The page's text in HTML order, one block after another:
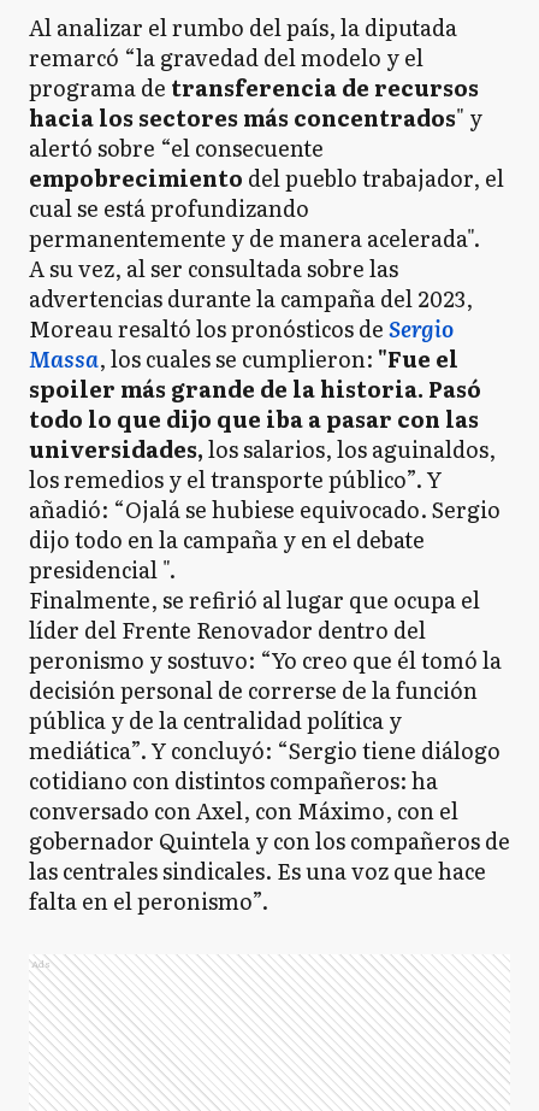
Al analizar el rumbo del país, la diputada
remarcó “la gravedad del modelo y el
programa de transferencia de recursos
hacia los sectores más concentrados" y
alertó sobre “el consecuente
empobrecimiento del pueblo trabajador, el
cual se está profundizando
permanentemente y de manera acelerada".
A su vez, al ser consultada sobre las
advertencias durante la campaña del 2023,
Moreau resaltó los pronósticos deSergio
Massa, los cuales se cumplieron: "Fue el
spoiler más grande de la historia. Pasó
todo lo que dijo que iba a pasar con las
universidades,los salarios, los aguinaldos,
los remedios y el transporte público”. Y
añadió: “Ojalá se hubiese equivocado. Sergio
dijo todo en la campaña y en el debate
presidencial ".
Finalmente, se refirió al lugar que ocupa el
líder del Frente Renovador dentro del
peronismo y sostuvo: “Yo creo que él tomó la
decisión personal de correrse de la función
pública y de la centralidad política y
mediática”. Y concluyó: “Sergio tiene diálogo
cotidiano con distintos compañeros: ha
conversado con Axel, con Máximo, con el
gobernador Quintela y con los compañeros de
las centrales sindicales. Es una voz que hace
falta en el peronismo”.
Ads